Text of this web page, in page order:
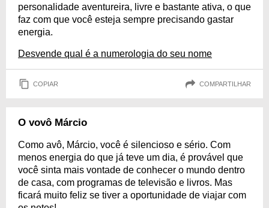
personalidade aventureira, livre e bastante ativa, o que
faz com que você esteja sempre precisando gastar
energia.
Desvende qual é a numerologia do seu nome
COPIAR COMPARTILHAR
O vovô Márcio
Como avô, Márcio, você é silencioso e sério. Com
menos energia do que já teve um dia, é provável que
você sinta mais vontade de conhecer o mundo dentro
de casa, com programas de televisão e livros. Mas
ficará muito feliz se tiver a oportunidade de viajar com